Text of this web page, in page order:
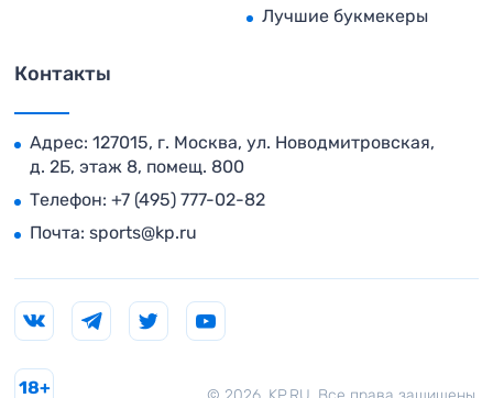
Лучшие букмекеры
Контакты
Адрес: 127015, г. Москва, ул. Новодмитровская,
д. 2Б, этаж 8, помещ. 800
Телефон: +7 (495) 777-02-82
Почта: sports@kp.ru
18+